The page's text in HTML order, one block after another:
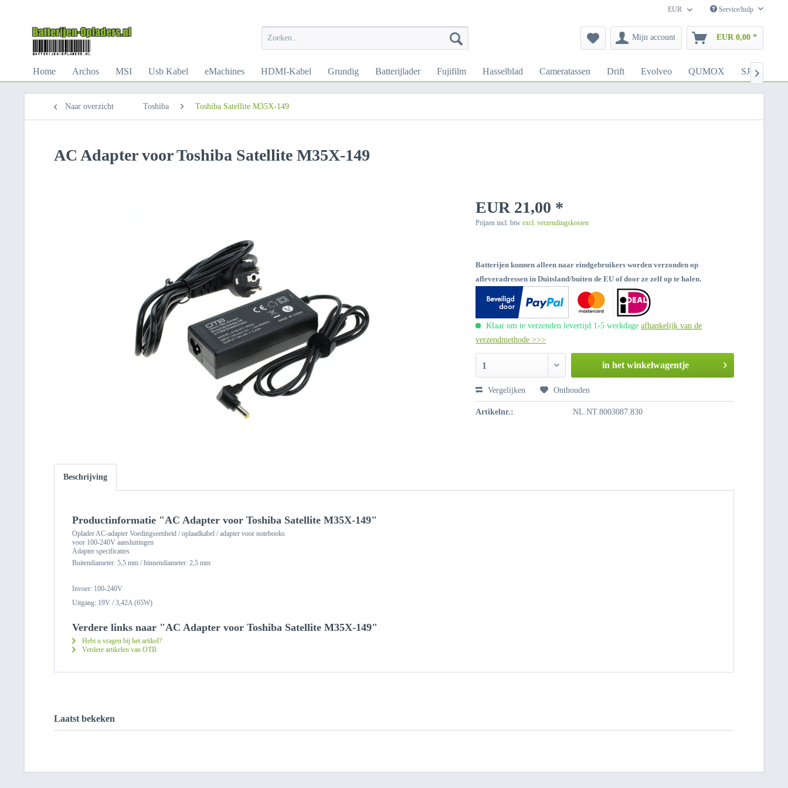
EUR Service/hulp
Mijn account EUR 0,00 *
Home Archos MSI Usb Kabel eMachines HDMI-Kabel Grundig Batterijlader Fujifilm Hasselblad Cameratassen Drift Evolveo QUMOX SJCAM

Naar overzicht Toshiba Toshiba Satellite M35X-149
AC Adapter voor Toshiba Satellite M35X-149
EUR 21,00 *
Prijzen incl. btwexcl. verzendingskosten
Batterijen kunnen alleen naar eindgebruikers worden verzonden op
afleveradressen in Duitsland/buiten de EU of door ze zelf op te halen.
Klaar om te verzenden levertijd 1-5 werkdageafhankelijk van de
verzendmethode >>>
1 in het winkelwagentje
Vergelijken Onthouden
Artikelnr.: NL.NT.8003087.830
Beschrijving
Productinformatie "AC Adapter voor Toshiba Satellite M35X-149"
Oplader AC-adapter Voedingseenheid / oplaadkabel / adapter voor notebooks
voor 100-240V aansluitingen
Adapter specificaties
Buitendiameter: 5,5 mm / binnendiameter: 2,5 mm
Invoer: 100-240V
Uitgang: 19V / 3,42A (65W)
Verdere links naar "AC Adapter voor Toshiba Satellite M35X-149"
Hebt u vragen bij het artikel?
Verdere artikelen van OTB
Laatst bekeken